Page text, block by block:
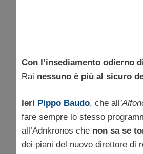
Con l’insediamento odierno
Rai nessuno è più al sicuro
Ieri Pippo Baudo, che all
fare sempre lo stesso
all’Adnkronos che non sa se
dei piani del nuovo direttore di